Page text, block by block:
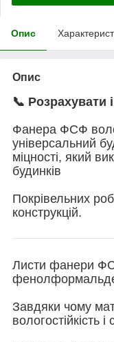
Опис
Опис
📞 Розрахувати
Фанера ФСФ
універсальний
міцності, який
будинків
Покрівельних
конструкцій.
Листи фанери
Завдяки чому
вологостійкість